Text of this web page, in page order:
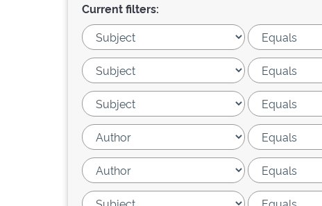
Current filters: